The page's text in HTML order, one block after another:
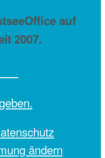
auf
2007.
ändern